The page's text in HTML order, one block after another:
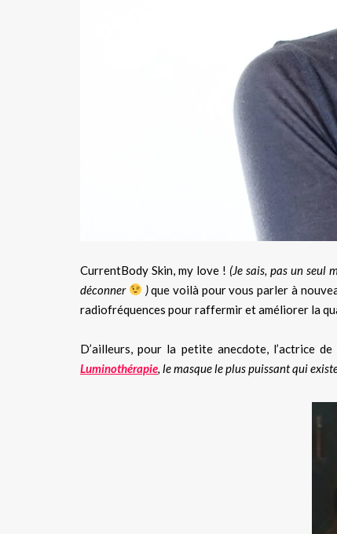
CurrentBody Skin, my love ! (Je sais, pas un seul
déconner
)que voilà pour vous parler à
radiofréquences pour raffermir et améliorer la
D’ailleurs, pour la petite anecdote, l’actrice
Luminothérapie, le masque le plus puissant qui